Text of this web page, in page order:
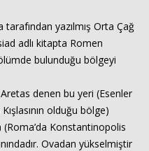
yazılmış Orta Çağ
adlı kitapta Romen
bulunduğu bölgeyi
denen bu yeri (Esenler
olduğu bölge)
Konstantinopolis
Ovadan yükselmiştir